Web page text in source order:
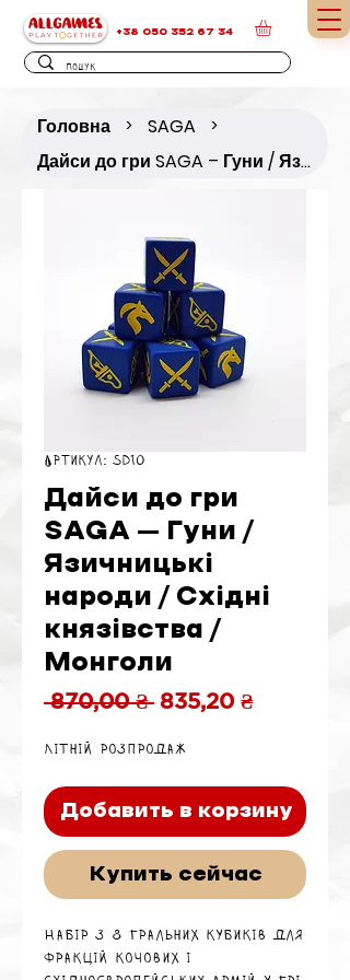
+38 050 352 67 34
Головна > SAGA >
Дайси до гри SAGA – Гуни / Язичницькі народи / Східні князівства / Монголи
Артикул: SD10
Дайси до гри
SAGA – Гуни /
Язичницькі
народи / Східні
князівства /
Монголи
870,00 ₴ Обычная
835,20 ₴Спеццена
Літній розпродаж
Добавить в корзину
Купить сейчас
Набір з 8 гральних кубиків для
фракцій кочових і